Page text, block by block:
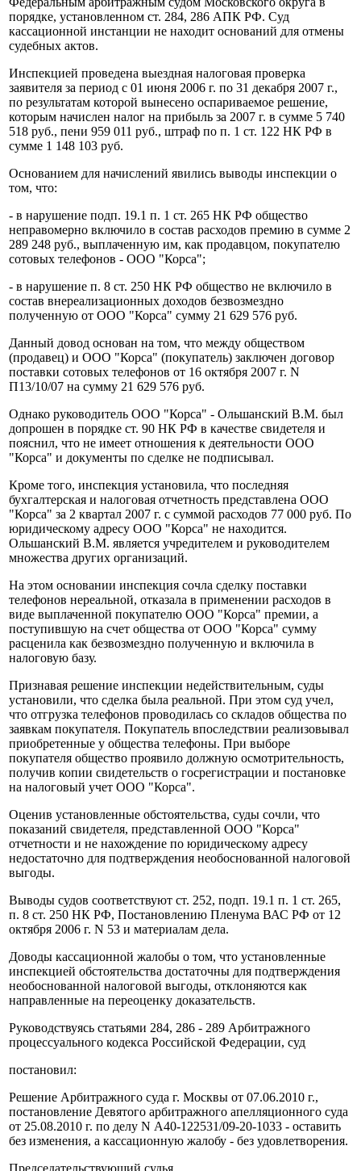
порядке, установленном ст. 284, 286 АПК РФ. Суд
кассационной инстанции не находит оснований для отмены
судебных актов.
Инспекцией проведена выездная налоговая проверка
заявителя за период с 01 июня 2006 г. по 31 декабря 2007 г.,
по результатам которой вынесено оспариваемое решение,
которым начислен налог на прибыль за 2007 г. в сумме 5 740
518 руб., пени 959 011 руб., штраф по п. 1 ст. 122 НК РФ в
сумме 1 148 103 руб.
Основанием для начислений явились выводы инспекции о
том, что:
- в нарушение подп. 19.1 п. 1 ст. 265 НК РФ общество
неправомерно включило в состав расходов премию в сумме 2
289 248 руб., выплаченную им, как продавцом, покупателю
сотовых телефонов - ООО "Корса";
- в нарушение п. 8 ст. 250 НК РФ общество не включило в
состав внереализационных доходов безвозмездно
полученную от ООО "Корса" сумму 21 629 576 руб.
Данный довод основан на том, что между обществом
(продавец) и ООО "Корса" (покупатель) заключен договор
поставки сотовых телефонов от 16 октября 2007 г. N
П13/10/07 на сумму 21 629 576 руб.
Однако руководитель ООО "Корса" - Ольшанский В.М. был
допрошен в порядке ст. 90 НК РФ в качестве свидетеля и
пояснил, что не имеет отношения к деятельности ООО
"Корса" и документы по сделке не подписывал.
Кроме того, инспекция установила, что последняя
бухгалтерская и налоговая отчетность представлена ООО
"Корса" за 2 квартал 2007 г. с суммой расходов 77 000 руб. По
юридическому адресу ООО "Корса" не находится.
Ольшанский В.М. является учредителем и руководителем
множества других организаций.
На этом основании инспекция сочла сделку поставки
телефонов нереальной, отказала в применении расходов в
виде выплаченной покупателю ООО "Корса" премии, а
поступившую на счет общества от ООО "Корса" сумму
расценила как безвозмездно полученную и включила в
налоговую базу.
Признавая решение инспекции недействительным, суды
установили, что сделка была реальной. При этом суд учел,
что отгрузка телефонов проводилась со складов общества по
заявкам покупателя. Покупатель впоследствии реализовывал
приобретенные у общества телефоны. При выборе
покупателя общество проявило должную осмотрительность,
получив копии свидетельств о госрегистрации и постановке
на налоговый учет ООО "Корса".
Оценив установленные обстоятельства, суды сочли, что
показаний свидетеля, представленной ООО "Корса"
отчетности и не нахождение по юридическому адресу
недостаточно для подтверждения необоснованной налоговой
выгоды.
Выводы судов соответствуют ст. 252, подп. 19.1 п. 1 ст. 265,
п. 8 ст. 250 НК РФ, Постановлению Пленума ВАС РФ от 12
октября 2006 г. N 53 и материалам дела.
Доводы кассационной жалобы о том, что установленные
инспекцией обстоятельства достаточны для подтверждения
необоснованной налоговой выгоды, отклоняются как
направленные на переоценку доказательств.
Руководствуясь статьями 284, 286 - 289 Арбитражного
процессуального кодекса Российской Федерации, суд
постановил:
Решение Арбитражного суда г. Москвы от 07.06.2010 г.,
постановление Девятого арбитражного апелляционного суда
от 25.08.2010 г. по делу N А40-122531/09-20-1033 - оставить
без изменения, а кассационную жалобу - без удовлетворения.
Председательствующий судья